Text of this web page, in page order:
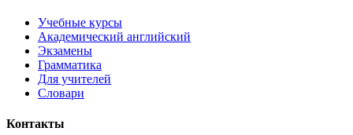
Учебные курсы
Академический английский
Экзамены
Грамматика
Для учителей
Словари
Контакты